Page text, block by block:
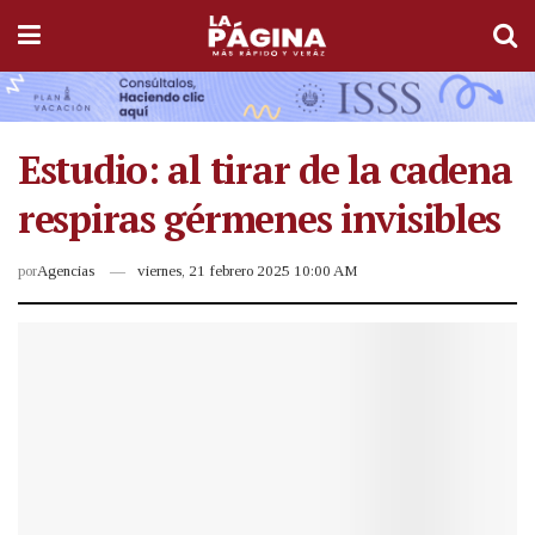
Estudio: al tirar de la cadena
respiras gérmenes invisibles
porAgencias viernes, 21 febrero 2025 10:00 AM